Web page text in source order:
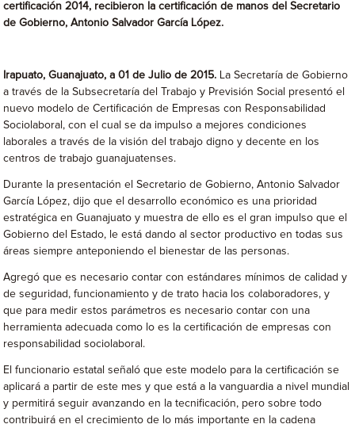
certificación 2014, recibieron la certificación de manos del Secretario
de Gobierno, Antonio Salvador García López.
Irapuato, Guanajuato, a 01 de Julio de 2015. La Secretaría de Gobierno
a través de la Subsecretaría del Trabajo y Previsión Social presentó el
nuevo modelo de Certificación de Empresas con Responsabilidad
Sociolaboral, con el cual se da impulso a mejores condiciones
laborales a través de la visión del trabajo digno y decente en los
centros de trabajo guanajuatenses.
Durante la presentación el Secretario de Gobierno, Antonio Salvador
García López, dijo que el desarrollo económico es una prioridad
estratégica en Guanajuato y muestra de ello es el gran impulso que el
Gobierno del Estado, le está dando al sector productivo en todas sus
áreas siempre anteponiendo el bienestar de las personas.
Agregó que es necesario contar con estándares mínimos de calidad y
de seguridad, funcionamiento y de trato hacia los colaboradores, y
que para medir estos parámetros es necesario contar con una
herramienta adecuada como lo es la certificación de empresas con
responsabilidad sociolaboral.
El funcionario estatal señaló que este modelo para la certificación se
aplicará a partir de este mes y que está a la vanguardia a nivel mundial
y permitirá seguir avanzando en la tecnificación, pero sobre todo
contribuirá en el crecimiento de lo más importante en la cadena